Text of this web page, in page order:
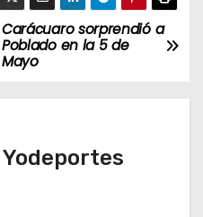
Carácuaro sorprendió a
Poblado en la 5 de
Mayo
Yodeportes